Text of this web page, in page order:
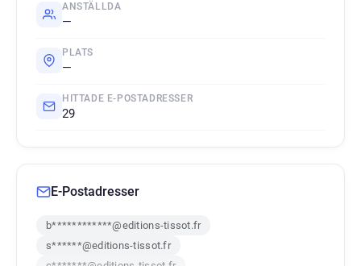
ANSTÄLLDA
—
PLATS
—
HITTADE E-POSTADRESSER
29
E-Postadresser
b************@editions-tissot.fr
s******@editions-tissot.fr